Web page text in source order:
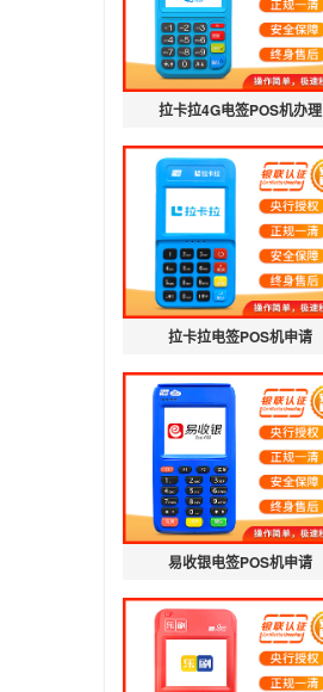
拉卡拉4G电签POS机办理
拉卡拉电签POS机申请
易收银电签POS机申请